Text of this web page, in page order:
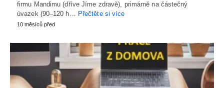
firmu Mandimu (dříve Jíme zdravě), primárně na částečný
úvazek (90–120 h… Přečtěte si více
10 měsíců před